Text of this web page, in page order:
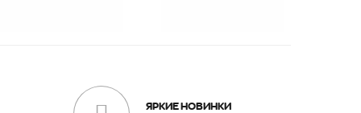
ЯРКИЕ НОВИНКИ